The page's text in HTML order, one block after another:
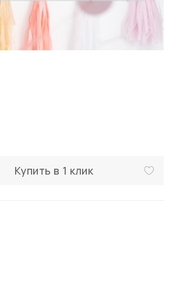
Купить в 1 клик